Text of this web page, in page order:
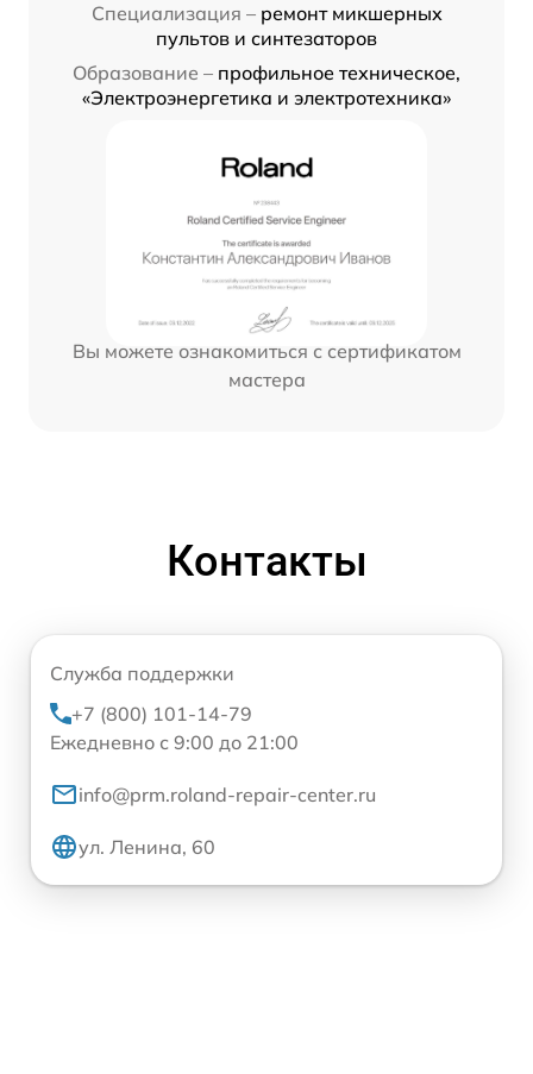
Специализация – ремонт микшерных
пультов и синтезаторов
Образование – профильное техническое,
«Электроэнергетика и электротехника»
Вы можете ознакомиться с сертификатом
мастера
Контакты
Служба поддержки
+7 (800) 101-14-79
Ежедневно с 9:00 до 21:00
info@prm.roland-repair-center.ru
ул. Ленина, 60